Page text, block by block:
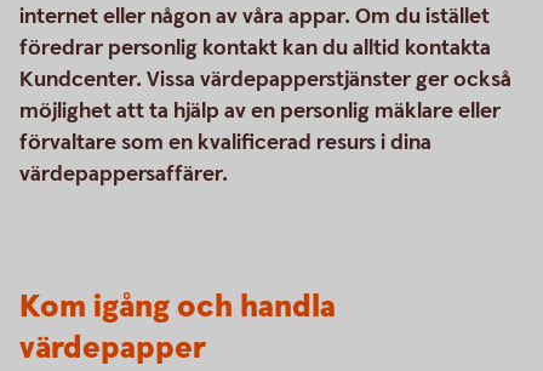
internet eller någon av våra appar. Om du istället
föredrar personlig kontakt kan du alltid kontakta
Kundcenter. Vissa värdepapperstjänster ger också
möjlighet att ta hjälp av en personlig mäklare eller
förvaltare som en kvalificerad resurs i dina
värdepappersaffärer.
Kom igång och handla
värdepapper